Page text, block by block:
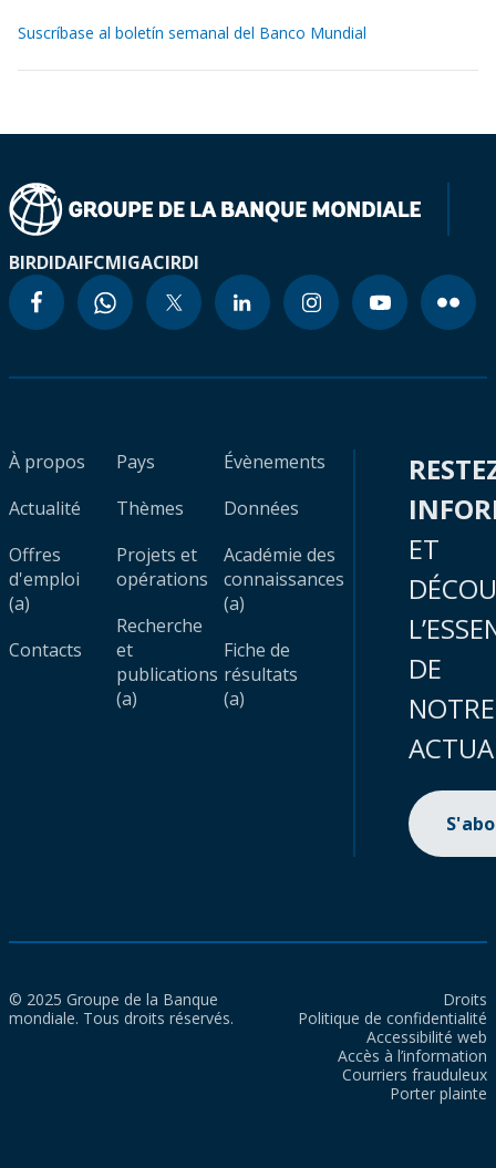
Suscríbase al boletín semanal del Banco Mundial
BIRDIDAIFCMIGACIRDI
À propos
Actualité
Offres
d'emploi
(a)
Contacts
Pays
Thèmes
Projets et
opérations
Recherche
et
publications
(a)
Évènements
Données
Académie des
connaissances
(a)
Fiche de
résultats
(a)
ET
DE
NOTRE
© 2025 Groupe de la Banque
mondiale. Tous droits réservés.
Droits
Politique de confidentialité
Accessibilité web
Accès à l’information
Courriers frauduleux
Porter plainte